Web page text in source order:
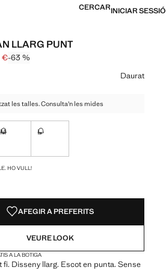
CERCARINICIAR SESSIÓ
LLARG PUNT
[26,99 € ]
€ ]
€-63 %
color
Daurat
les talles. Consulta'n les mides
M L
HO VULL!
AFEGIR A PREFERITS
VEURE LOOK
A LA BOTIGA
fi. Disseny llarg. Escot en punta. Sense